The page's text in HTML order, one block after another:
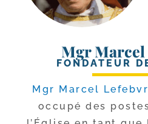
Mgr Marcel
FONDATEUR
Mgr Marcel
occu­pé des